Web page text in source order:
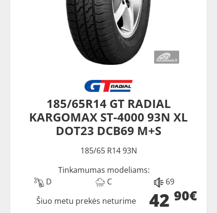
185/65R14 GT RADIAL
KARGOMAX ST-4000 93N XL
DOT23 DCB69 M+S
185/65 R14 93N
Tinkamumas modeliams:
D
C 69
42 90€
Šiuo metu prekės neturime